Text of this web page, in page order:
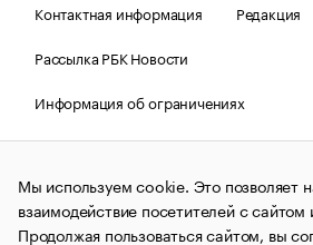
Контактная информация
Редакция
Рассылка РБК Новости
Информация об ограничениях
Правовая информация
О
© АО «РОСБИЗНЕСКОНСАЛТИНГ»,
и материалы информационного
(зарегистрировано Федеральной
Мы используем cookie. Это позволяет
взаимодействие посетителей с сайтом
Продолжая пользоваться сайтом, вы